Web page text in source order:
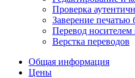
Проверка
Заверение печатью
Перевод носителем
Верстка переводов
Общая информация
Цены